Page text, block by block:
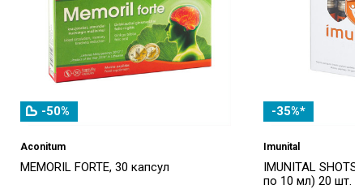
-50%
Aconitum
MEMORIL FORTE, 30 капсул
-35%*
Imunital
IMUNITAL
по 10 мл) 20 шт.